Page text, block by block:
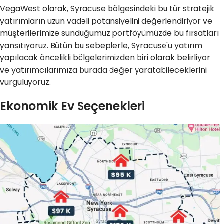
VegaWest olarak, Syracuse bölgesindeki bu tür stratejik
yatırımların uzun vadeli potansiyelini değerlendiriyor ve
müşterilerimize sunduğumuz portföyümüzde bu fırsatları
yansıtıyoruz. Bütün bu sebeplerle, Syracuse'u yatırım
yapılacak öncelikli bölgelerimizden biri olarak belirliyor
ve yatırımcılarımıza burada değer yaratabileceklerini
vurguluyoruz.
Ekonomik Ev Seçenekleri